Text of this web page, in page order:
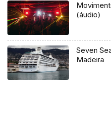
(áudio)
Seven
Madeira